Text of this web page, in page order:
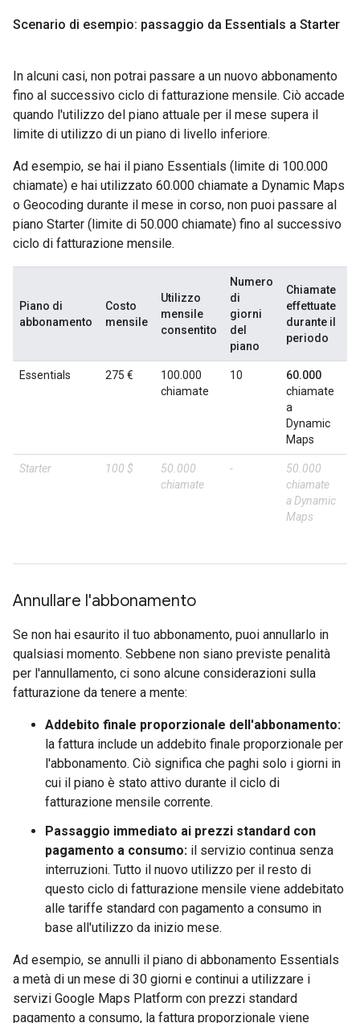
Scenario di esempio: passaggio da Essentials a Starter
In alcuni casi, non potrai passare a un nuovo abbonamento
fino al successivo ciclo di fatturazione mensile. Ciò accade
quando l'utilizzo del piano attuale per il mese supera il
limite di utilizzo di un piano di livello inferiore.
Ad esempio, se hai il piano Essentials (limite di 100.000
chiamate) e hai utilizzato 60.000 chiamate a Dynamic Maps
o Geocoding durante il mese in corso, non puoi passare al
piano Starter (limite di 50.000 chiamate) fino al successivo
ciclo di fatturazione mensile.
Piano di
abbonamento
Costo
mensile
Utilizzo
mensile
consentito
Numero
di
giorni
del
piano
Chiamate
effettuate
durante il
periodo
Essentials 275 €
100.000
chiamate
10
60.000
chiamate
a
Dynamic
Maps
Starter 100 $
50.000
chiamate
-
50.000
chiamate
a Dynamic
Maps
Annullare l'abbonamento
Se non hai esaurito il tuo abbonamento, puoi annullarlo in
qualsiasi momento. Sebbene non siano previste penalità
per l'annullamento, ci sono alcune considerazioni sulla
fatturazione da tenere a mente:
Addebito finale proporzionale dell'abbonamento:
la fattura include un addebito finale proporzionale per
l'abbonamento. Ciò significa che paghi solo i giorni in
cui il piano è stato attivo durante il ciclo di
fatturazione mensile corrente.
Passaggio immediato ai prezzi standard con
pagamento a consumo: il servizio continua senza
interruzioni. Tutto il nuovo utilizzo per il resto di
questo ciclo di fatturazione mensile viene addebitato
alle tariffe standard con pagamento a consumo in
base all'utilizzo da inizio mese.
Ad esempio, se annulli il piano di abbonamento Essentials
a metà di un mese di 30 giorni e continui a utilizzare i
servizi Google Maps Platform con prezzi standard
pagamento a consumo, la fattura proporzionale viene